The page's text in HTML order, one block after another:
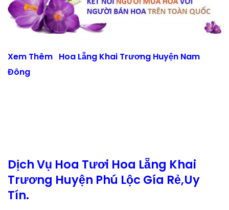
Xem Thêm Hoa Lẵng Khai Trương Huyện Nam
Đông
Dịch Vụ Hoa Tươi Hoa Lẵng Khai
Trương Huyện Phú Lộc Gía Rẻ,Uy
Tín.